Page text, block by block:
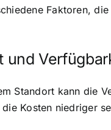
Faktoren,
und
Standort kann die
Kosten niedriger